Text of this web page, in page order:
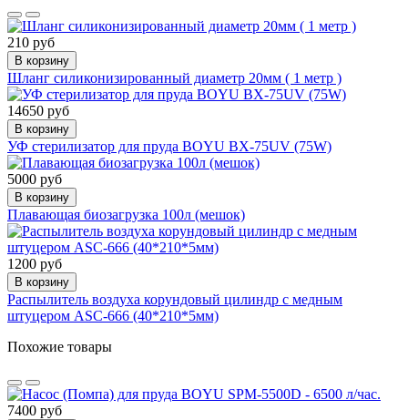
210 руб
В корзину
Шланг силиконизированный диаметр 20мм ( 1 метр )
14650 руб
В корзину
УФ стерилизатор для пруда BOYU BX-75UV (75W)
5000 руб
В корзину
Плавающая биозагрузка 100л (мешок)
1200 руб
В корзину
Распылитель воздуха корундовый цилиндр с медным
штуцером ASC-666 (40*210*5мм)
Похожие товары
7400 руб